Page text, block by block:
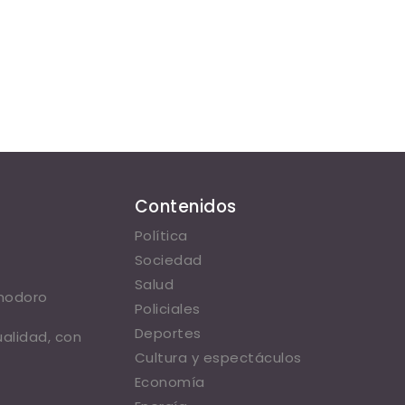
con
Contenidos
Política
Sociedad
Salud
Policiales
Deportes
Cultura y espectáculos
Economía